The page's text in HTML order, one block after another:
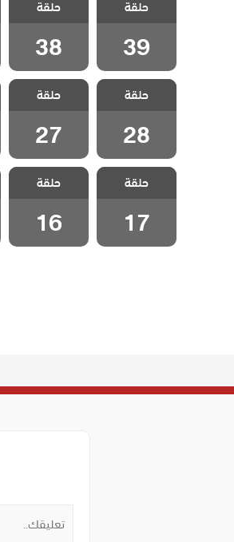
عناداً مدبلج
الحلقة 39
حلقة
39
عناداً مدبلج
الحلقة 38
حلقة
38
مسلسل العشق
عناداً مدبلج
الحلقة 28
حلقة
28
مسلسل العشق
عناداً مدبلج
الحلقة 27
حلقة
27
مسلسل العشق
عناداً مدبلج
الحلقة 17
حلقة
17
مسلسل العشق
عناداً مدبلج
الحلقة 16
حلقة
16